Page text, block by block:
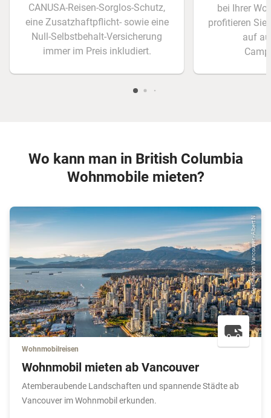
CANUSA-Reisen-Sorglos-Schutz,
eine Zusatzhaftpflicht- sowie eine
Null-Selbstbehalt-Versicherung
immer im Preis inkludiert.
bei Ihrer
profitieren Sie
auf
Wo kann man in British Columbia
Wohnmobile mieten?
© Destination Vancouver - Albert N
Wohnmobilreisen
Wohnmobil mieten ab Vancouver
Atemberaubende Landschaften und spannende Städte ab
Vancouver im Wohnmobil erkunden.